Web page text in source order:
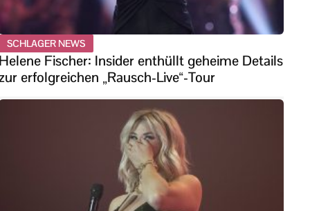
SCHLAGER NEWS
Fischer: Insider enthüllt geheime Details
erfolgreichen „Rausch-Live“-Tour